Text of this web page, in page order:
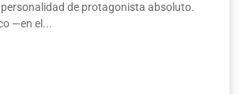
personalidad de protagonista absoluto.
—en el...